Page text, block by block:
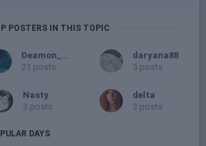
POSTERS IN THIS TOPIC
21 posts
daryana88
5 posts
Nasty
3 posts
delta
3 posts
DAYS